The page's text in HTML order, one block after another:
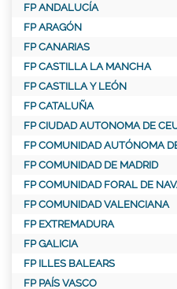
FP ANDALUCÍA
FP ARAGÓN
FP CANARIAS
FP CASTILLA LA MANCHA
FP CASTILLA Y LEÓN
FP CATALUÑA
FP CIUDAD AUTONOMA DE
FP COMUNIDAD AUTÓNOMA
FP COMUNIDAD DE MADRID
FP COMUNIDAD FORAL DE
FP COMUNIDAD VALENCIANA
FP EXTREMADURA
FP GALICIA
FP ILLES BALEARS
FP PAÍS VASCO